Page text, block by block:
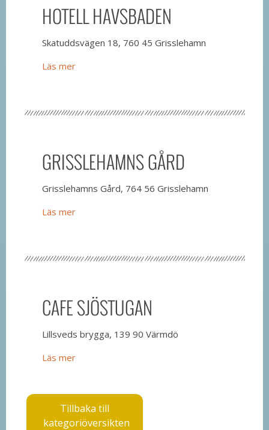
HOTELL HAVSBADEN
Skatuddsvägen 18, 760 45 Grisslehamn
Läs mer
GRISSLEHAMNS GÅRD
Grisslehamns Gård, 764 56 Grisslehamn
Läs mer
CAFE SJÖSTUGAN
Lillsveds brygga, 139 90 Värmdö
Läs mer
Tillbaka till
kategoriöversikten